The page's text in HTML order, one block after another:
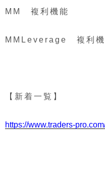
MM 複利機能
MMLeverage 複利機
【新着一覧】
https://www.traders-